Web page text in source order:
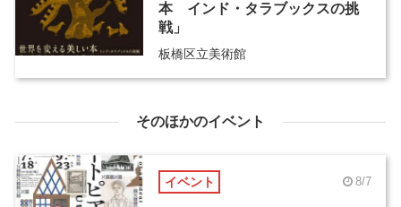
本 インド・タラブックスの挑
戦」
板橋区立美術館
そのほかのイベント
イベント 8/7